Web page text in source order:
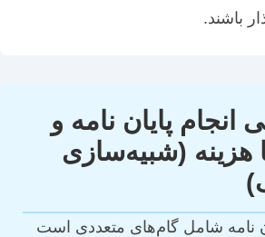
باشند.
پایان نامه و
هزینه (شبیه‌سازی
نامه شامل گام‌های متعددی است